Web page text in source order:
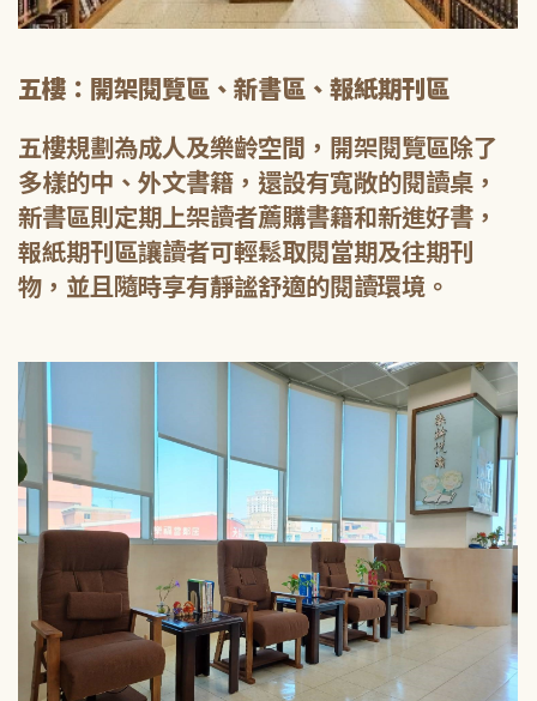
五樓：開架閱覽區、新書區、報紙期刊區
五樓規劃為成人及樂齡空間，開架閱覽區除了
多樣的中、外文書籍，還設有寬敞的閱讀桌，
新書區則定期上架讀者薦購書籍和新進好書，
報紙期刊區讓讀者可輕鬆取閱當期及往期刊
物，並且隨時享有靜謐舒適的閱讀環境。